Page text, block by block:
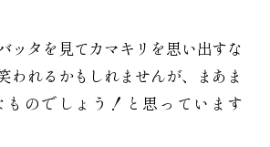
ッタを見てカマキリを思い出すな
われるかもしれませんが、まあま
ものでしょう！と思っています